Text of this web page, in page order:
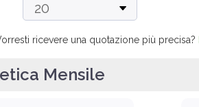
ricevere una quotazione più precisa?
Mensile